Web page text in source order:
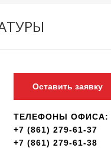
Оставить заявку
ТЕЛЕФОНЫ ОФИСА:
+7 (861) 279-61-37
+7 (861) 279-61-38